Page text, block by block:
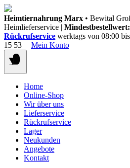
Springen
Sie
zum
Inhalt
Heimtiernahrung Marx • Bewital
Heimlieferservice |
Rückrufservice werktags von 08:00
15 53
Mein Konto
Home
Online-Shop
Wir über uns
Lieferservice
Rückrufservice
Lager
Neukunden
Angebote
Kontakt